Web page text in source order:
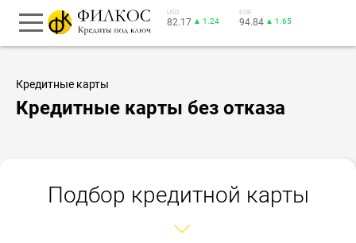
USD
82.17 ▲ 1.24
EUR
94.84 ▲ 1.65
Кредитные карты
Кредитные карты без отказа
Подбор кредитной карты